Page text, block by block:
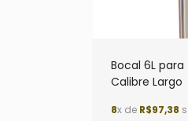
Bocal 6L
Calibre Largo
8x de R$97,38